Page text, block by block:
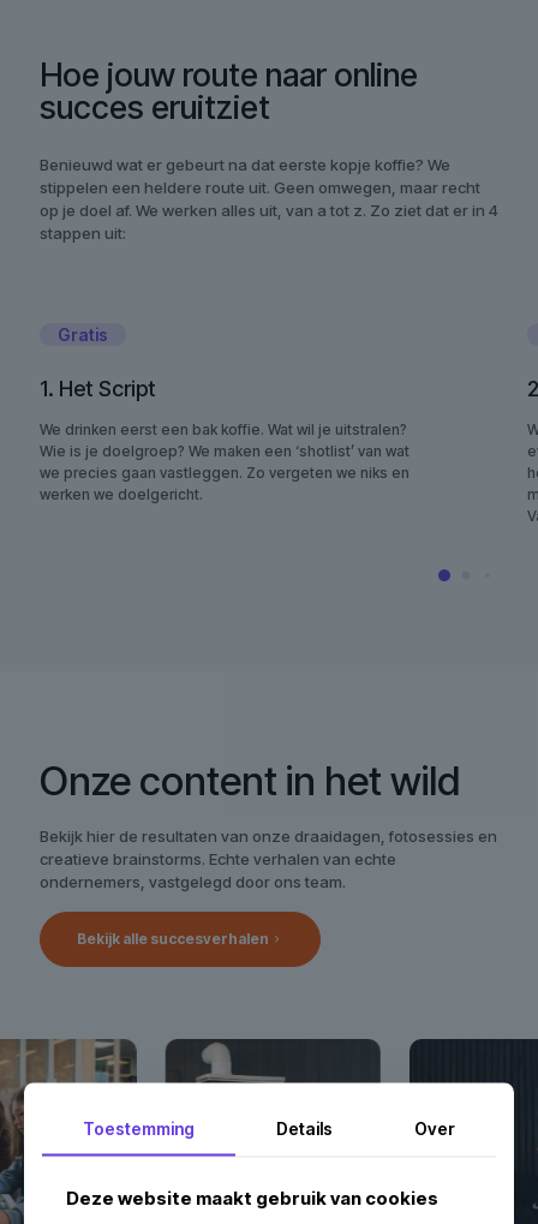
Hoe jouw route naar online
succes eruitziet
Benieuwd wat er gebeurt na dat eerste kopje koffie? We
stippelen een heldere route uit. Geen omwegen, maar recht
op je doel af. We werken alles uit, van a tot z. Zo ziet dat er in 4
stappen uit:
Gratis
1. Het Script
We drinken eerst een bak koffie. Wat wil je uitstralen?
Wie is je doelgroep? We maken een ‘shotlist’ van wat
we precies gaan vastleggen. Zo vergeten we niks en
werken we doelgericht.
Onze content in het wild
Bekijk hier de resultaten van onze draaidagen, fotosessies en
creatieve brainstorms. Echte verhalen van echte
ondernemers, vastgelegd door ons team.
Bekijk alle succesverhalen
Toestemming Details Over
Deze website maakt gebruik van cookies